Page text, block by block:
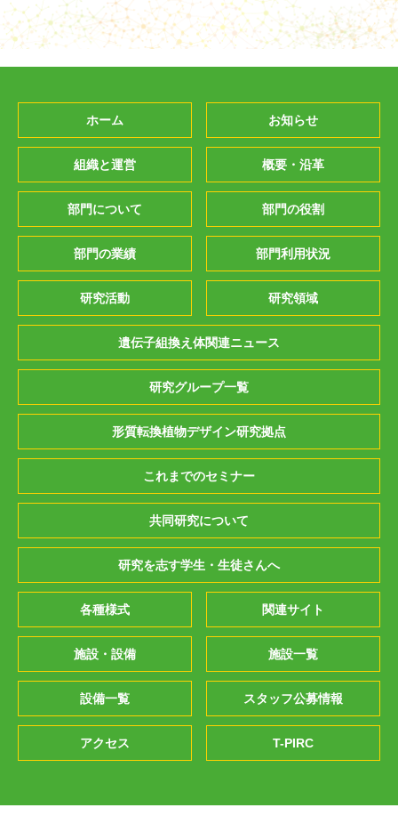
ホーム お知らせ
組織と運営 概要・沿革
部門について 部門の役割
部門の業績 部門利用状況
研究活動 研究領域
遺伝子組換え体関連ニュース
研究グループ一覧
形質転換植物デザイン研究拠点
これまでのセミナー
共同研究について
研究を志す学生・生徒さんへ
各種様式 関連サイト
施設・設備 施設一覧
設備一覧 スタッフ公募情報
アクセス T-PIRC